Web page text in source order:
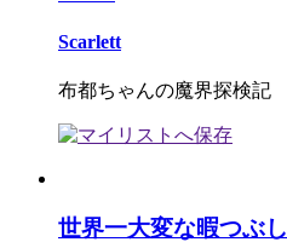
Scarlett
布都ちゃんの魔界探検記
世界一大変な暇つぶし